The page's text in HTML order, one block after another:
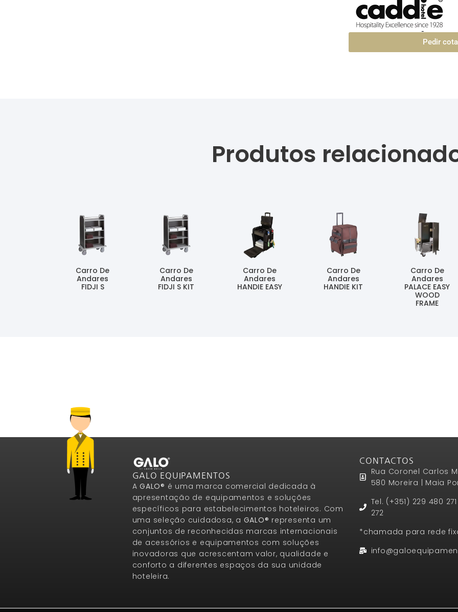
Pedir
Produtos
Carro De
Andares
FIDJI S
Carro De
Andares
FIDJI S KIT
Carro De
Andares
HANDIE EASY
Carro De
Andares
HANDIE KIT
Carro De
Andares
PALACE EASY
WOOD
FRAME
GALO EQUIPAMENTOS
AGALO® é uma marca comercial dedicada à
apresentação de equipamentos e soluções
específicos para estabelecimentos hoteleiros. Com
uma seleção cuidadosa, a GALO® representa um
conjuntos de reconhecidas marcas internacionais
de acessórios e equipamentos com soluções
inovadoras que acrescentam valor, qualidade e
conforto a diferentes espaços da sua unidade
hoteleira.
CONTACTOS
Rua Coronel Carlos
580 Moreira | Maia
Tel. (+351) 229 480
272
*chamada para rede